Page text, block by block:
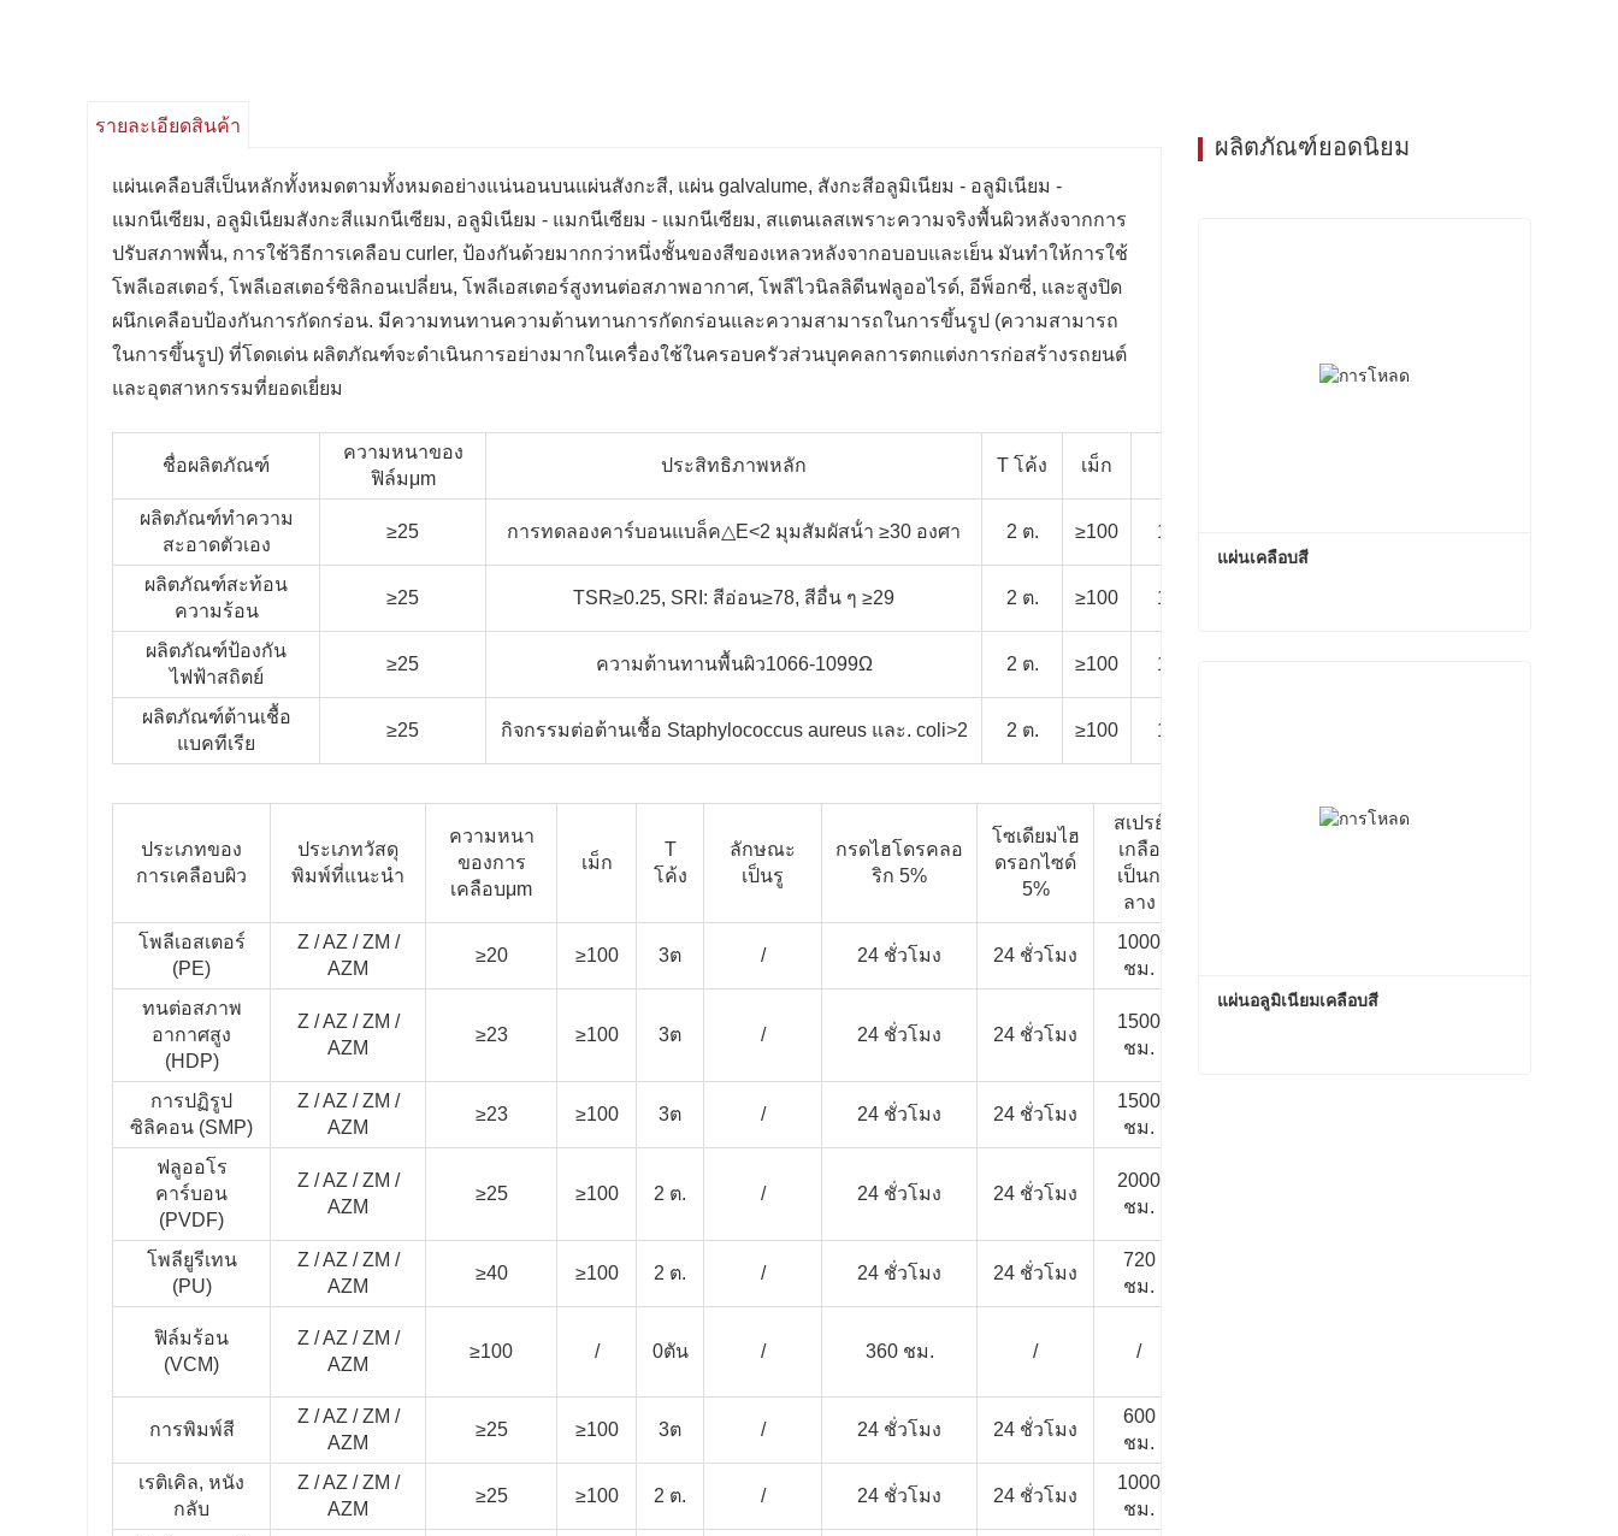
รายละเอียดสินค้า
แผ่นเคลือบสีเป็นหลักทั้งหมดตามทั้งหมดอย่างแน่นอนบนแผ่นสังกะสี, แผ่น galvalume, สังกะสีอลูมิเนียม - อลูมิเนียม -
แมกนีเซียม, อลูมิเนียมสังกะสีแมกนีเซียม, อลูมิเนียม - แมกนีเซียม - แมกนีเซียม, สแตนเลสเพราะความจริงพื้นผิวหลังจากการ
ปรับสภาพพื้น, การใช้วิธีการเคลือบ curler, ป้องกันด้วยมากกว่าหนึ่งชั้นของสีของเหลวหลังจากอบอบและเย็น มันทําให้การใช้
โพลีเอสเตอร์, โพลีเอสเตอร์ซิลิกอนเปลี่ยน, โพลีเอสเตอร์สูงทนต่อสภาพอากาศ, โพลีไวนิลลิดีนฟลูออไรด์, อีพ็อกซี่, และสูงปิด
ผนึกเคลือบป้องกันการกัดกร่อน. มีความทนทานความต้านทานการกัดกร่อนและความสามารถในการขึ้นรูป (ความสามารถ
ในการขึ้นรูป) ที่โดดเด่น ผลิตภัณฑ์จะดําเนินการอย่างมากในเครื่องใช้ในครอบครัวส่วนบุคคลการตกแต่งการก่อสร้างรถยนต์
และอุตสาหกรรมที่ยอดเยี่ยม
ชื่อผลิตภัณฑ์
ความหนาของ
ฟิล์มμm
ประสิทธิภาพหลัก T โค้ง เม็ก
ผลิตภัณฑ์ทําความ
สะอาดตัวเอง
≥25 การทดลองคาร์บอนแบล็ค△E<2 มุมสัมผัสน้ํา ≥30 องศา 2 ต. ≥100 1000 ชั่วโมง
ชั่วโมง
ผลิตภัณฑ์สะท้อน
ความร้อน
≥25 TSR≥0.25, SRI: สีอ่อน≥78, สีอื่น ๆ ≥29 2 ต. ≥100 1000 ชั่วโมง
ผลิตภัณฑ์ป้องกัน
ไฟฟ้าสถิตย์
≥25 ความต้านทานพื้นผิว1066-1099Ω 2 ต. ≥100 1000 ชั่วโมง
ผลิตภัณฑ์ต้านเชื้อ
แบคทีเรีย
≥25 กิจกรรมต่อต้านเชื้อ Staphylococcus aureus และ. coli>2 2 ต. ≥100 1000 ชั่วโมง
ประเภทของ
การเคลือบผิว
ประเภทวัสดุ
พิมพ์ที่แนะนํา
ความหนา
ของการ
เคลือบμm
เม็ก
T
โค้ง
ลักษณะ
เป็นรู
กรดไฮโดรคลอ
ริก 5%
โซเดียมไฮ
ดรอกไซด์
5%
สเปรย์
เกลือ
เป็นก
ลาง
โพลีเอสเตอร์
(PE)
Z / AZ / ZM /
AZM
≥20 ≥100 3ต / 24 ชั่วโมง 24 ชั่วโมง
1000
ชม.
ทนต่อสภาพ
อากาศสูง
(HDP)
Z / AZ / ZM /
AZM
≥23 ≥100 3ต / 24 ชั่วโมง 24 ชั่วโมง
1500
ชม.
การปฏิรูป
ซิลิคอน (SMP)
Z / AZ / ZM /
AZM
≥23 ≥100 3ต / 24 ชั่วโมง 24 ชั่วโมง
1500
ชม.
ฟลูออโร
คาร์บอน
(PVDF)
Z / AZ / ZM /
AZM
≥25 ≥100 2 ต. / 24 ชั่วโมง 24 ชั่วโมง
2000
ชม.
โพลียูรีเทน
(PU)
Z / AZ / ZM /
AZM
≥40 ≥100 2 ต. / 24 ชั่วโมง 24 ชั่วโมง
720
ชม.
ฟิล์มร้อน
(VCM)
Z / AZ / ZM /
AZM
≥100 / 0ตัน / 360 ชม. / /
การพิมพ์สี
Z / AZ / ZM /
AZM
≥25 ≥100 3ต / 24 ชั่วโมง 24 ชั่วโมง
600
ชม.
เรติเคิล, หนัง
กลับ
Z / AZ / ZM /
AZM
≥25 ≥100 2 ต. / 24 ชั่วโมง 24 ชั่วโมง
1000
ชม.
ผลิตภัณฑ์ยอดนิยม
แผ่นเคลือบสี
แผ่นอลูมิเนียมเคลือบสี